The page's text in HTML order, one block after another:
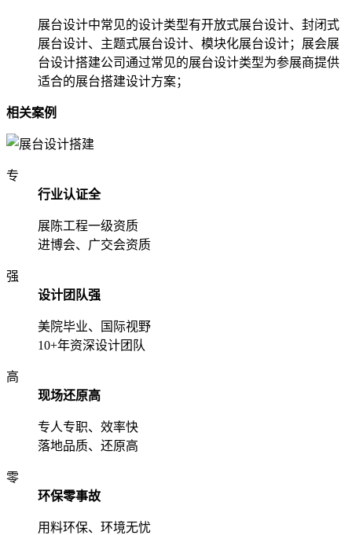
展台设计中常见的设计类型有开放式展台设计、封闭式
展台设计、主题式展台设计、模块化展台设计；展会展
台设计搭建公司通过常见的展台设计类型为参展商提供
适合的展台搭建设计方案；
相关案例
专
行业认证全
展陈工程一级资质
进博会、广交会资质
强
设计团队强
美院毕业、国际视野
10+年资深设计团队
高
现场还原高
专人专职、效率快
落地品质、还原高
零
环保零事故
用料环保、环境无忧